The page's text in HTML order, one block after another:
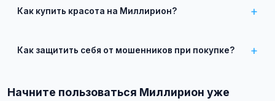
привлечения большего количества покупателей доступно
платное продвижение всего от 500 ₽ в месяц.
Как купить красота на Миллирион?
продавцом по телефону или в чате, договоритесь о
встрече и совершите сделку.
Как защитить себя от мошенников при покупке?
незнакомцам.
Начните пользоваться Миллирион уже